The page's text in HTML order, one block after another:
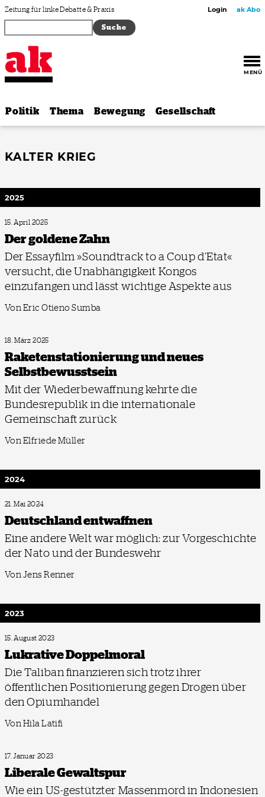
Zum Inhalt springen
Zeitung für linke Debatte & Praxis Login ak Abo
MENÜ
Politik Thema Bewegung Gesellschaft
KALTER KRIEG
2025
15. April 2025
Der goldene Zahn
Der Essayfilm »Soundtrack to a Coup d’Etat«
versucht, die Unabhängigkeit Kongos
einzufangen und lässt wichtige Aspekte aus
Von Eric Otieno Sumba
18. März 2025
Raketenstationierung und neues
Selbstbewusstsein
Mit der Wiederbewaffnung kehrte die
Bundesrepublik in die internationale
Gemeinschaft zurück
Von Elfriede Müller
2024
21. Mai 2024
Deutschland entwaffnen
Eine andere Welt war möglich: zur Vorgeschichte
der Nato und der Bundeswehr
Von Jens Renner
2023
15. August 2023
Lukrative Doppelmoral
Die Taliban finanzieren sich trotz ihrer
öffentlichen Positionierung gegen Drogen über
den Opiumhandel
Von Hila Latifi
17. Januar 2023
Liberale Gewaltspur
Wie ein US-gestützter Massenmord in Indonesien